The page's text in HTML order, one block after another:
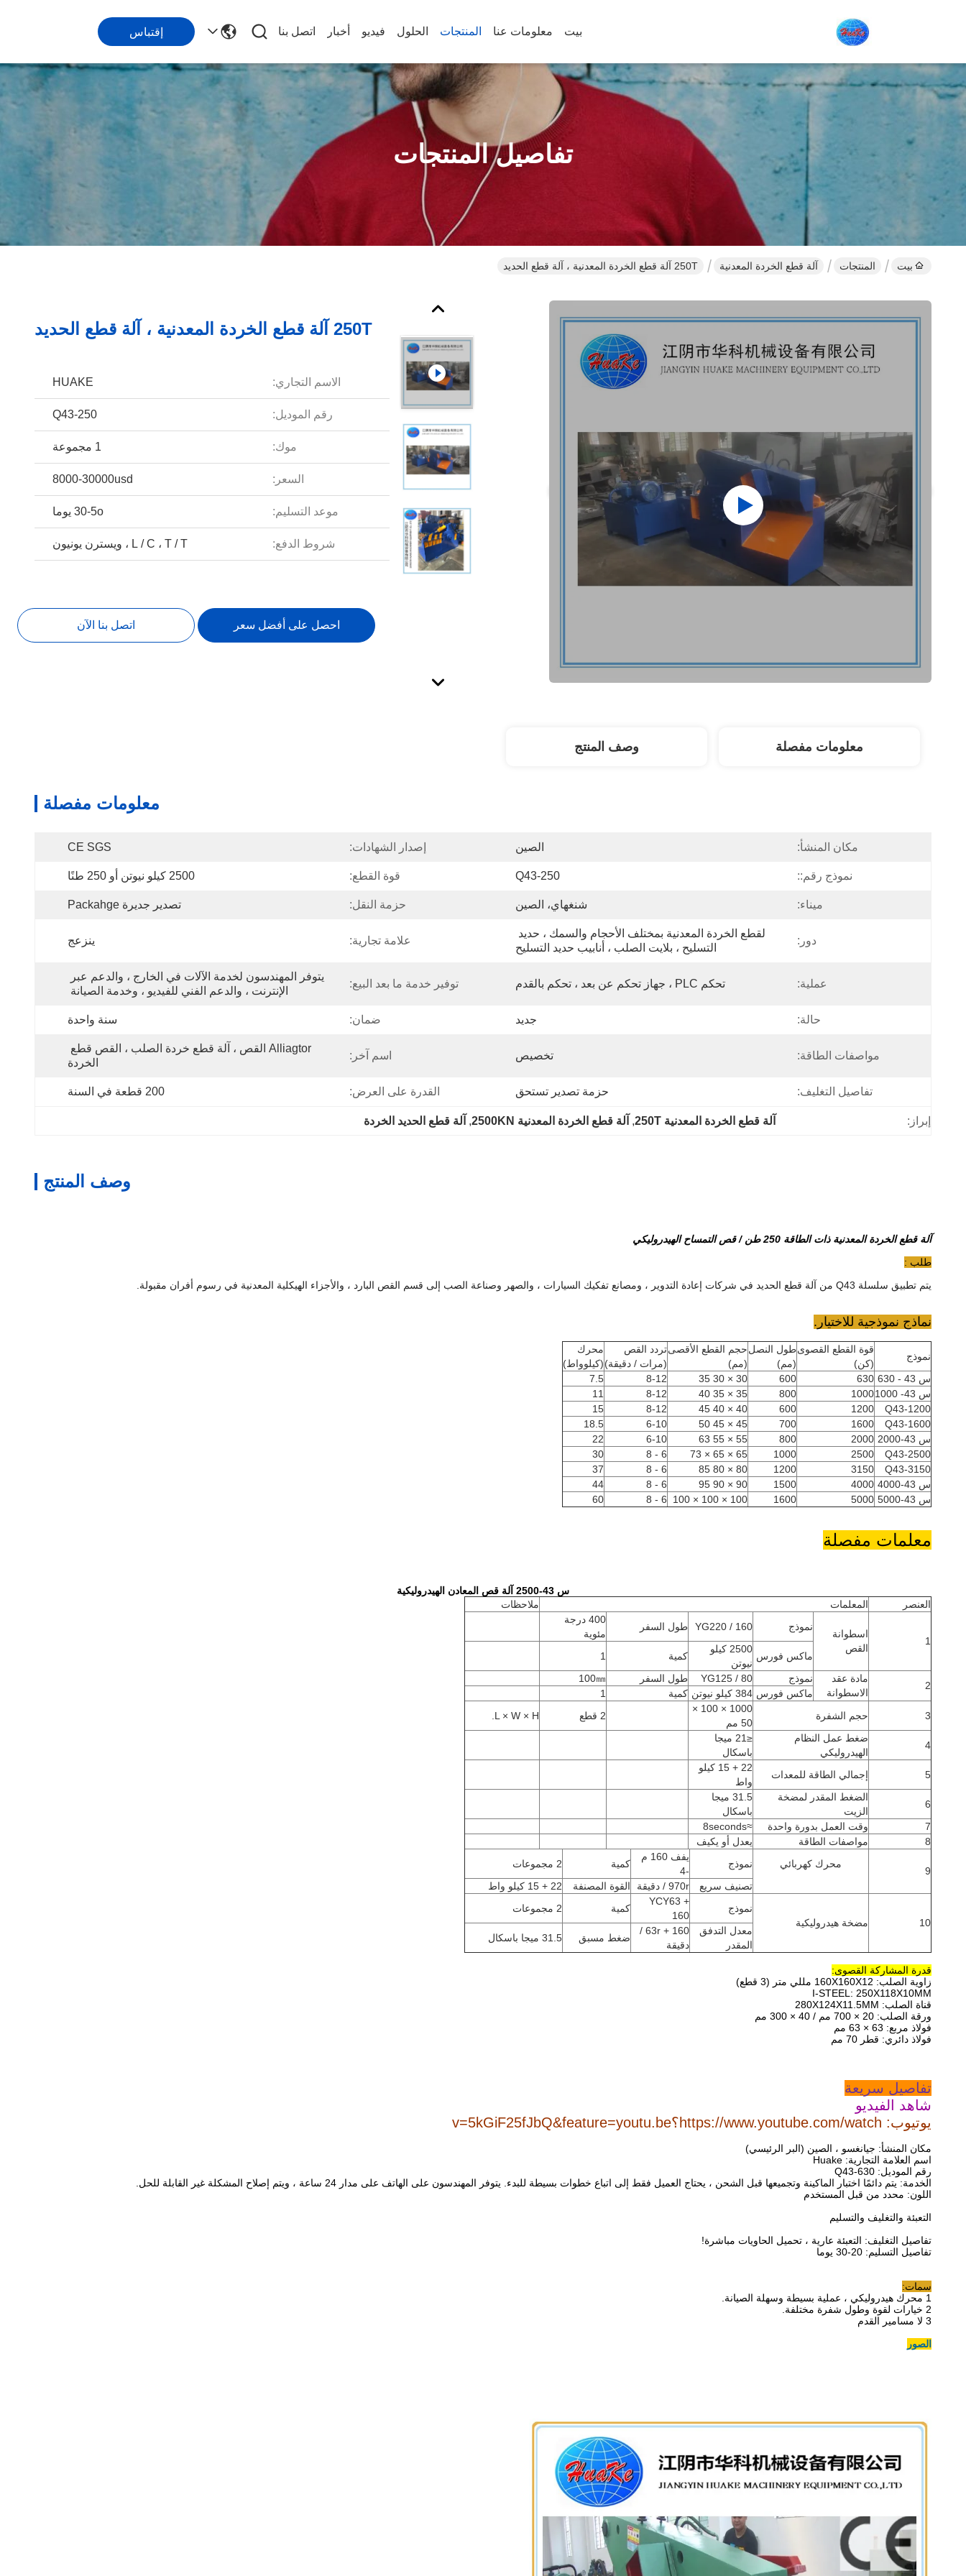
بيت معلومات عنا المنتجات الحلول فيديو أخبار اتصل بنا إقتباس
تفاصيل المنتجات
بيت المنتجات آلة قطع الخردة المعدنية 250T آلة قطع الخردة المعدنية ، آلة قطع الحديد
250T آلة قطع الخردة المعدنية ، آلة قطع الحديد
الاسم التجاري: HUAKE
رقم الموديل: Q43-250
موك: 1 مجموعة
السعر: 8000-30000usd
موعد التسليم: 30-5o يوما
شروط الدفع: L / C ، T / T ، ويسترن يونيون
احصل على أفضل سعر اتصل بنا الآن
معلومات مفصلة وصف المنتج
معلومات مفصلة
مكان المنشأ: الصين إصدار الشهادات: CE SGS
نموذج رقم:: Q43-250 قوة القطع: 2500 كيلو نيوتن أو 250 طنًا
ميناء: شنغهاي، الصين حزمة النقل: تصدير جديرة Packahge
دور:
التسليح ، بلايت الصلب ، أنابيب حديد التسليح
علامة تجارية: ينزعج
عملية: تحكم PLC ، جهاز تحكم عن بعد ، تحكم بالقدم توفير خدمة ما بعد البيع:
الإنترنت ، والدعم الفني للفيديو ، وخدمة الصيانة
حالة: جديد ضمان: سنة واحدة
مواصفات الطاقة: تخصيص اسم آخر:
الخردة
تفاصيل التغليف: حزمة تصدير تستحق القدرة على العرض: 200 قطعة في السنة
إبراز: آلة قطع الخردة المعدنية 250T , آلة قطع الخردة المعدنية 2500KN , آلة قطع الحديد الخردة
وصف المنتج
آلة قطع الخردة المعدنية ذات الطاقة 250 طن / قص التمساح الهيدروليكي
طلب :
يتم تطبيق سلسلة Q43 من آلة قطع الحديد في شركات إعادة التدوير ، ومصانع تفكيك السيارات ، والصهر وصناعة الصب إلى قسم القص البارد ، والأجزاء الهيكلية المعدنية في رسوم أفران مقبولة.
نماذج نموذجية للاختيار.
نموذج
قوة القطع القصوى
(كن)
طول النصل
(مم)
حجم القطع الأقصى
(مم)
تردد القص
(مرات / دقيقة)
محرك
(كيلوواط)
س 43 - 630
630
600
30 × 30 35
8-12
7.5
س 43- 1000
1000
800
35 × 35 40
8-12
11
Q43-1200
1200
600
40 × 40 45
8-12
15
Q43-1600
1600
700
45 × 45 50
6-10
18.5
س 43-2000
2000
800
55 × 55 63
6-10
22
Q43-2500
2500
1000
65 × 65 × 73
6 - 8
30
Q43-3150
3150
1200
80 × 80 85
6 - 8
37
س 43-4000
4000
1500
90 × 90 95
6 - 8
44
س 43-5000
5000
1600
100 × 100 × 100
6 - 8
60
معلمات مفصلة
س 43-2 500 آلة قص المعادن الهيدروليكية
العنصر
المعلمات ملاحظات
1
اسطوانة
القص
نموذج YG220 / 160 طول السفر
400 درجة
مئوية
ماكس فورس
2500 كيلو
نيوتن
كمية 1
2
مادة عقد
الاسطوانة
نموذج YG125 / 80 طول السفر
100㎜
ماكس فورس 384 كيلو نيوتن كمية
1
3
حجم الشفرة
1000 × 100 ×
50 مم
2 قطع L × W × H.
4
ضغط عمل النظام
الهيدروليكي
≤21 ميجا
باسكال
5
إجمالي الطاقة للمعدات
22 + 15 كيلو
واط
6
الضغط المقدر لمضخة
الزيت
31.5 ميجا
باسكال
7
وقت العمل بدورة واحدة
≈8seconds
8
مواصفات الطاقة يعدل أو يكيف
9
محرك كهربائي نموذج
يفف 160 م
-4
كمية
2 مجموعات
تصنيف سريع
970r / دقيقة القوة المصنفة 22 + 15 كيلو واط
10 مضخة هيدروليكية
نموذج
YCY63 +
160
كمية
2 مجموعات
معدل التدفق
المقدر
160 + 63r /
دقيقة
ضغط مسبق 31.5 ميجا باسكال
قدرة المشاركة القصوى:
زاوية الصلب: 160X160X12 مللي متر (3 قطع)
I-STEEL: 250X118X10MM
قناة الصلب: 280X124X11.5MM
ورقة الصلب: 20 × 700 مم / 40 × 300 مم
فولاذ مربع: 63 × 63 مم
فولاذ دائري: قطر 70 مم
تفاصيل سريعة
شاهد الفيديو
يوتيوب: https://www.youtube.com/watch؟v=5kGiF25fJbQ&feature=youtu.be
مكان المنشأ: جيانغسو ، الصين (البر الرئيسي)
اسم العلامة التجارية: Huake
رقم الموديل: Q43-630
الخدمة: يتم دائمًا اختبار الماكينة وتجميعها قبل الشحن ، يحتاج العميل فقط إلى اتباع خطوات بسيطة للبدء. يتوفر المهندسون على الهاتف على مدار 24 ساعة ، ويتم إصلاح المشكلة غير القابلة للحل.
اللون: محدد من قبل المستخدم
التعبئة والتغليف والتسليم
تفاصيل التغليف: التعبئة عارية ، تحميل الحاويات مباشرة!
تفاصيل التسليم: 20-30 يوما
سمات:
1 محرك هيدروليكي ، عملية بسيطة وسهلة الصيانة.
2 خيارات لقوة وطول شفرة مختلفة.
3 لا مسامير القدم
الصور